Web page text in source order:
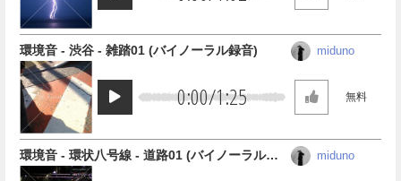
0:00/1:25
環境音 - 渋谷 - 雑踏01 (バイノーラル録音) miduno
無料
環境音 - 環状八号線 - 道路01 (バイノーラル録
音)
miduno